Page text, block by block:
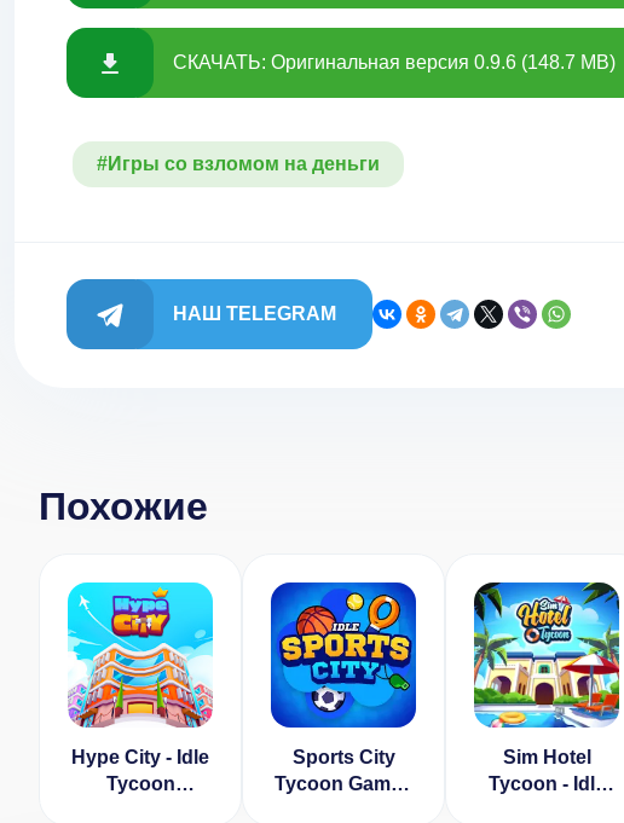
СКАЧАТЬ: Оригинальная версия 0.9.6 (148.7 MB)
#Игры со взломом на деньги
НАШ TELEGRAM
Похожие
Hype City - Idle
Tycoon
Sports City
Tycoon Game -
Sim Hotel
Tycoon - Idle